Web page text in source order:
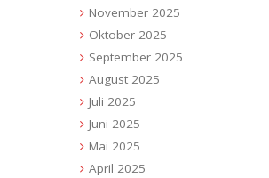
November 2025
Oktober 2025
September 2025
August 2025
Juli 2025
Juni 2025
Mai 2025
April 2025